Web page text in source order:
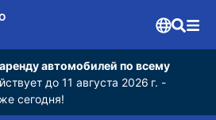
автомобилей по всему
до 11 августа 2026 г. -
сегодня!